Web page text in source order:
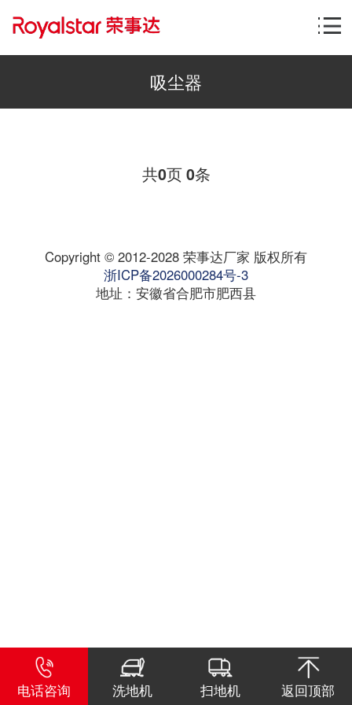
吸尘器
共0页0条
Copyright © 2012-2028 荣事达厂家 版权所有
浙ICP备2026000284号-3
地址：安徽省合肥市肥西县
电话咨询 洗地机 扫地机 返回顶部